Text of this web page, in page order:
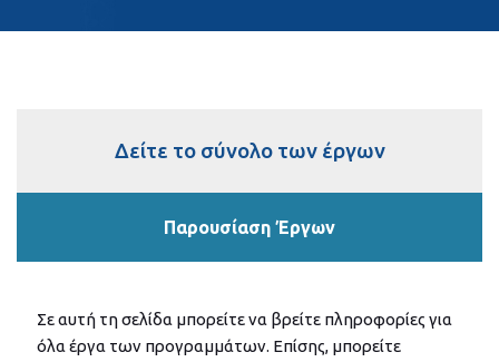
Δείτε το σύνολο των έργων
Παρουσίαση Έργων
Σε αυτή τη σελίδα μπορείτε να βρείτε πληροφορίες για
όλα έργα των προγραμμάτων. Επίσης, μπορείτε